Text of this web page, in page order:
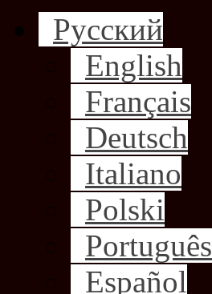
Русский
English
Français
Deutsch
Italiano
Polski
Português
Español